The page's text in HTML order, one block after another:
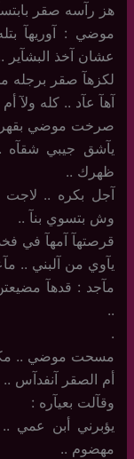
هز رآسه صقر
موضي : آوريهآ
عشان آخذ البشآير
لكزهآ صقر برجله
آهآ عآد .. كله ولآ أم
صرخت موضي
يآشق جيبي شقآه
ظهرك ..
آجل بكره .. لاجت
وش بتسوي بنآ ..
قرصتهآ آمهآ في
يآوي من آلبني ..
مآجد : قدهآ
..
.‏ ‏
مسحت موضي .. مكان
أم الصقر آنفدآس
وقآلت بعيآره :
يؤبرني أبن عمي
مهضوم ..